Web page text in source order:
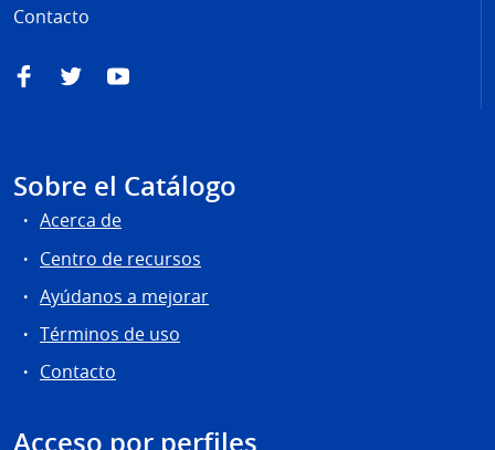
Contacto
FacebookTwitterYouTube
Sobre el Catálogo
Acerca de
Centro de recursos
Ayúdanos a mejorar
Términos de uso
Contacto
Acceso por perfiles